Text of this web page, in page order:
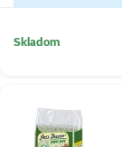
Skladom